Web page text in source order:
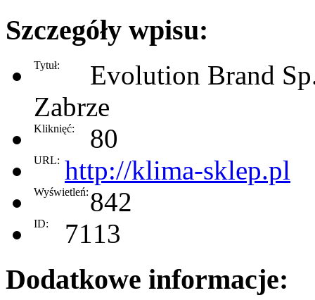
Szczegóły wpisu:
Tytuł:
Evolution Brand
Zabrze
Kliknięć: 80
URL: http://klima-sklep.pl
Wyświetleń: 842
ID: 7113
Dodatkowe informacje: